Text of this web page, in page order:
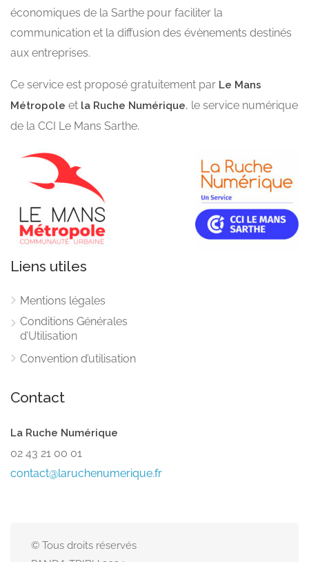
économiques de la Sarthe pour faciliter la
communication et la diffusion des évènements destinés
aux entreprises.
Ce service est proposé gratuitement par Le Mans
Métropole et la Ruche Numérique, le service numérique
de la CCI Le Mans Sarthe.
Liens utiles
Mentions légales
Conditions Générales
d’Utilisation
Convention d’utilisation
Contact
La Ruche Numérique
02 43 21 00 01
contact@laruchenumerique.fr
© Tous droits réservés